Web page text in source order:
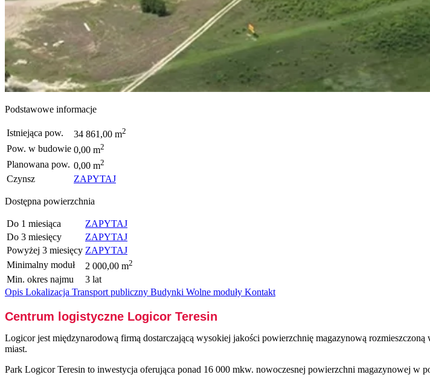
Podstawowe informacje
Istniejąca pow. 34 861,00 m2
Pow. w budowie 0,00 m2
Planowana pow. 0,00 m2
Czynsz ZAPYTAJ
Dostępna powierzchnia
Do 1 miesiąca
ZAPYTAJ
Do 3 miesięcy
ZAPYTAJ
Powyżej 3 miesięcy ZAPYTAJ
Minimalny moduł
2 000,00 m2
Min. okres najmu
3 lat
Opis Lokalizacja Transport publiczny Budynki Wolne moduły Kontakt
Centrum logistyczne Logicor Teresin
Logicor jest międzynarodową firmą dostarczającą wysokiej jakości powierzchnię magazynową
miast.
Park Logicor Teresin to inwestycja oferująca ponad 16 000 mkw. nowoczesnej powierzchni magazynowej w